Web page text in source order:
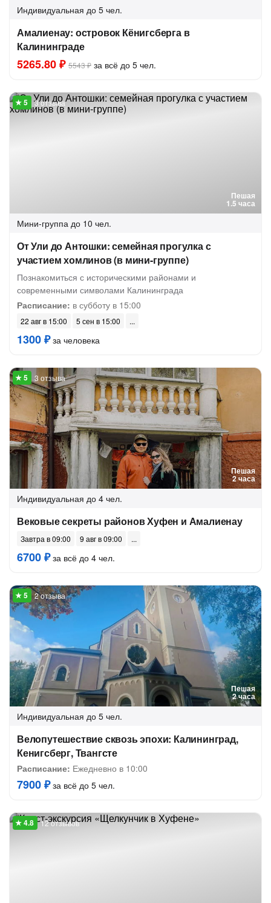
Индивидуальная до 5 чел.
Амалиенау: островок Кёнигсберга в
Калининграде
5265.80 ₽ 5543 ₽ за всё до 5 чел.
Пешая
1.5 часа
3 отзыва
Мини-группа до 10 чел.
От Ули до Антошки: семейная прогулка с
участием хомлинов (в мини-группе)
Познакомиться с историческими районами и
современными символами Калининграда
Расписание: в субботу в 15:00
22 авг в 15:00 5 сен в 15:00
1300 ₽за человека
Пешая
2 часа
3 отзыва
Индивидуальная до 4 чел.
Вековые секреты районов Хуфен и Амалиенау
Завтра в 09:00 9 авг в 09:00
6700 ₽за всё до 4 чел.
Пешая
2 часа
2 отзыва
Индивидуальная до 5 чел.
Велопутешествие сквозь эпохи: Калининград,
Кенигсберг, Твангсте
Расписание: Ежедневно в 10:00
7900 ₽за всё до 5 чел.
12 отзывов